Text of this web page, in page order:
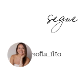
sofia_rito